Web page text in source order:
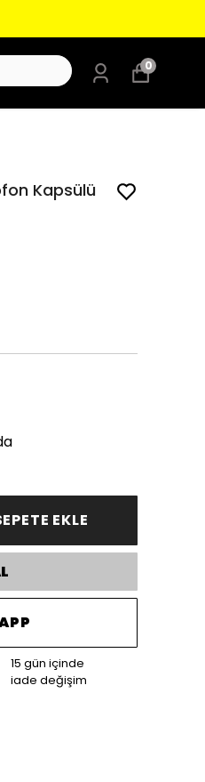
0
Kapsülü
EKLE
15 gün içinde
iade değişim